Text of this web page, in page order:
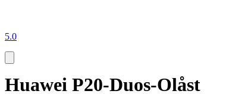
5.0
Huawei P20-Duos-Olåst